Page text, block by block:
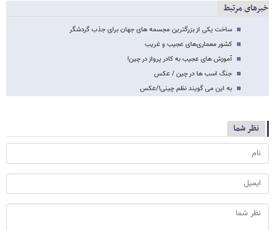
خبرهای مرتبط
ساخت یکی از بزرگترین مجسمه های جهان برای جذب گردشگر
کشور معماری‌های عجیب و غریب
آموزش های عجیب به کادر پرواز در چین!
جنگ اسب ها در چین / عکس
به این می گویند نظم چینی!/عکس
نظر شما